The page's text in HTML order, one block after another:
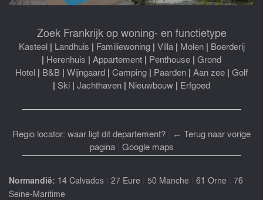
Zoek Frankrijk op woning- en functietype
Kasteel| Landhuis | Familiewoning| Villa| Molen| Boerderij
| Herenhuis | Appartement | Penthouse | Grond
Hotel | B&B | Wijngaard | Camping | Paarden | Aan zee | Golf
| Ski | Jachthaven | Nieuwbouw | Erfgoed
Regio locator: waar ligt dit departement?
← Terug naar vorige
pagina| Google maps
Normandië: 14 Calvados 27 Eure 50 Manche 61 Orne
76
Seine-Maritime